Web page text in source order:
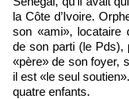
la Côte d’Ivoire.
son «ami», locataire
de son parti (le Pds),
«père» de son foyer,
il est «le seul
quatre enfants.